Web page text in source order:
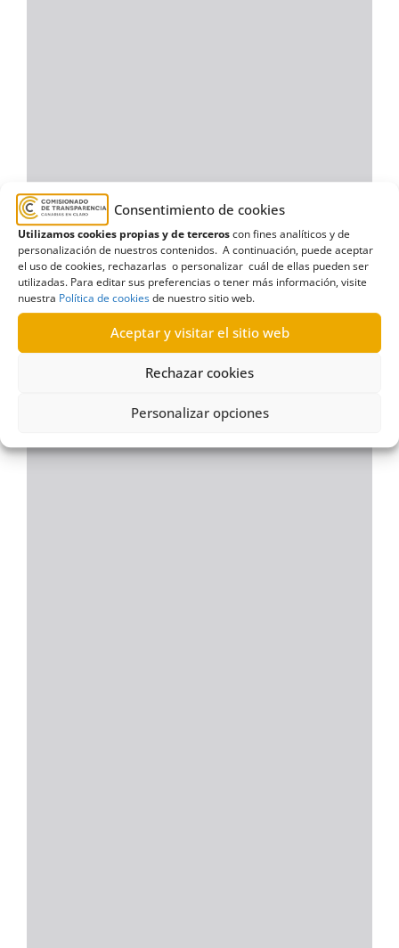
Consentimiento de cookies
Utilizamos cookies propias y de terceroscon fines analíticos y de
personalización de nuestros contenidos. A continuación, puede aceptar
el uso de cookies, rechazarlas o personalizar cuál de ellas pueden ser
utilizadas. Para editar sus preferencias o tener más información, visite
nuestra Política de cookiesde nuestro sitio web.
Aceptar y visitar el sitio web
Rechazar cookies
Personalizar opciones